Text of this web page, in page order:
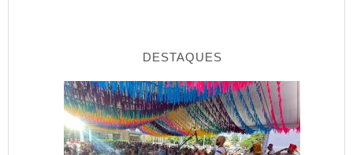
DESTAQUES